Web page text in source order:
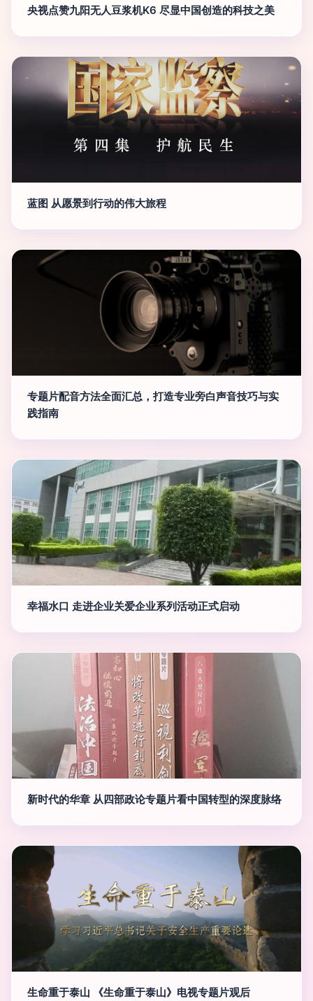
央视点赞九阳无人豆浆机K6 尽显中国创造的科技之美
蓝图 从愿景到行动的伟大旅程
专题片配音方法全面汇总，打造专业旁白声音技巧与实
践指南
幸福水口 走进企业关爱企业系列活动正式启动
新时代的华章 从四部政论专题片看中国转型的深度脉络
生命重于泰山 《生命重于泰山》电视专题片观后